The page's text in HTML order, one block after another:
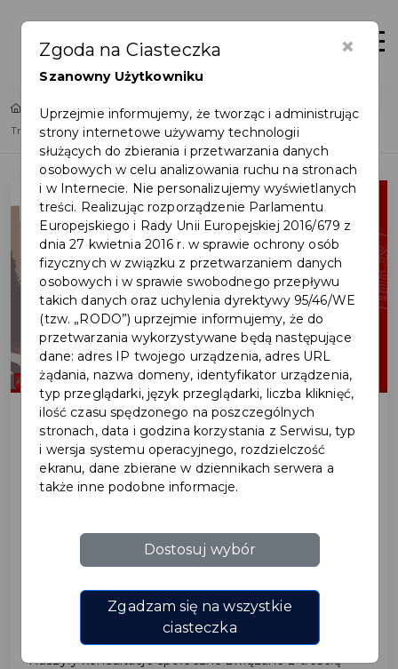
Zaloguj
Home
Lista aktualności
Treść Uchwały Krajobrazowej dla Pruszcza Gdańskiego - podziel się opinią!
2024-05-31
KRAJOBRAZOWEJ DLA
PRUSZCZA GDAŃSKIEGO
- PODZIEL SIĘ OPINIĄ!
Ruszyły konsultacje społeczne związane z treścią
×
Zgoda na Ciasteczka
Szanowny Użytkowniku
Uprzejmie informujemy, że tworząc i administrując
strony internetowe używamy technologii
służących do zbierania i przetwarzania danych
osobowych w celu analizowania ruchu na stronach
i w Internecie. Nie personalizujemy wyświetlanych
treści. Realizując rozporządzenie Parlamentu
Europejskiego i Rady Unii Europejskiej 2016/679 z
dnia 27 kwietnia 2016 r. w sprawie ochrony osób
fizycznych w związku z przetwarzaniem danych
osobowych i w sprawie swobodnego przepływu
takich danych oraz uchylenia dyrektywy 95/46/WE
(tzw. „RODO”) uprzejmie informujemy, że do
przetwarzania wykorzystywane będą następujące
dane: adres IP twojego urządzenia, adres URL
żądania, nazwa domeny, identyfikator urządzenia,
typ przeglądarki, język przeglądarki, liczba kliknięć,
ilość czasu spędzonego na poszczególnych
stronach, data i godzina korzystania z Serwisu, typ
i wersja systemu operacyjnego, rozdzielczość
ekranu, dane zbierane w dziennikach serwera a
także inne podobne informacje.
Dostosuj wybór
Zgadzam się na wszystkie
ciasteczka